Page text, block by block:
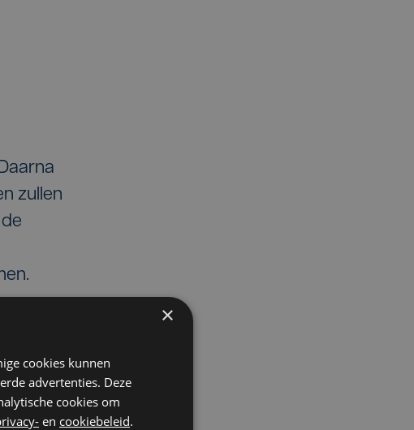
zullen
Ieper
×
cookies kunnen
advertenties. Deze
cookies om
en cookiebeleid.